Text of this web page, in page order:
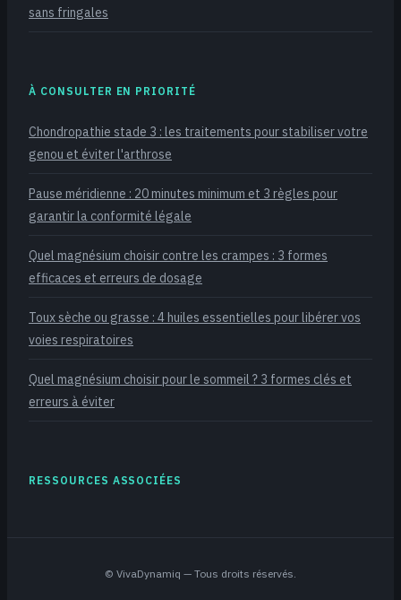
sans fringales
À CONSULTER EN PRIORITÉ
Chondropathie stade 3 : les traitements pour stabiliser votre
genou et éviter l'arthrose
Pause méridienne : 20 minutes minimum et 3 règles pour
garantir la conformité légale
Quel magnésium choisir contre les crampes : 3 formes
efficaces et erreurs de dosage
Toux sèche ou grasse : 4 huiles essentielles pour libérer vos
voies respiratoires
Quel magnésium choisir pour le sommeil ? 3 formes clés et
erreurs à éviter
RESSOURCES ASSOCIÉES
© VivaDynamiq — Tous droits réservés.